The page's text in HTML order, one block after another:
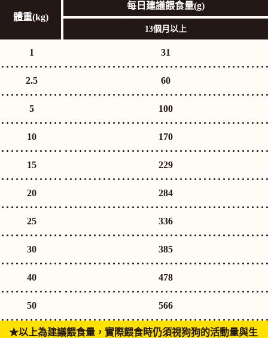
體重(kg)
1
2.5
5
10
15
20
25
30
40
50
體重(kg)
每日建議餵食量(g)
13個月以上
1 31
2.5 60
5 100
10 170
15 229
20 284
25 336
30 385
40 478
50 566
★以上為建議餵食量，實際餵食時仍須視狗狗的活動量與生